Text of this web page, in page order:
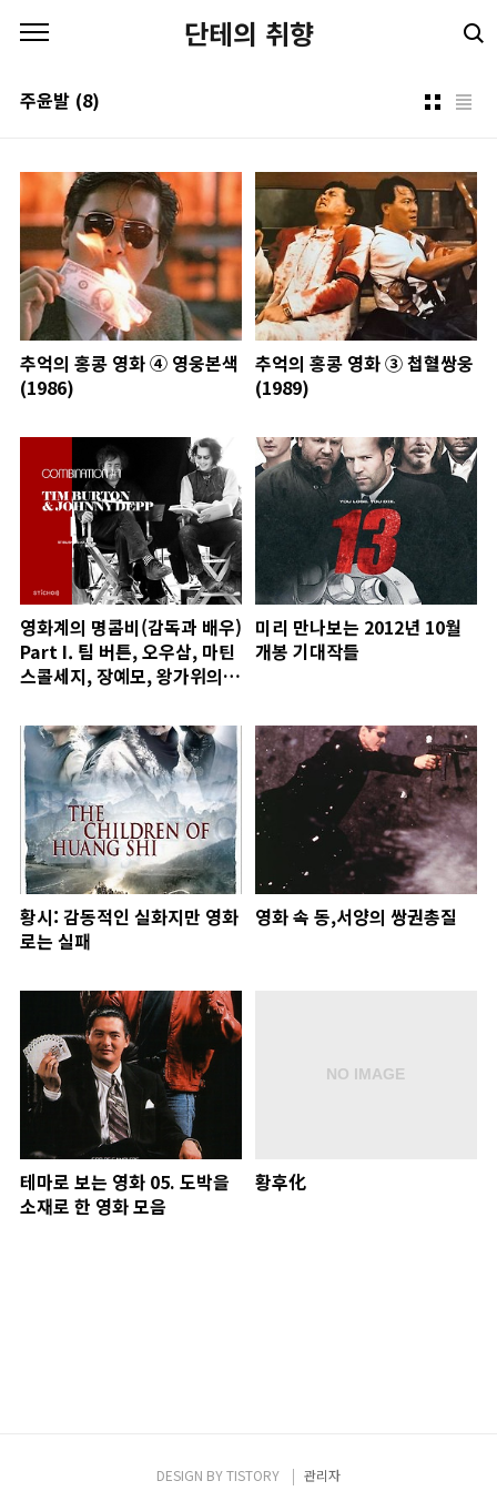
단테의 취향
주윤발 (8)
추억의 홍콩 영화 ④ 영웅본색
(1986)
추억의 홍콩 영화 ③ 첩혈쌍웅
(1989)
영화계의 명콤비(감독과 배우)
Part I. 팀 버튼, 오우삼, 마틴
스콜세지, 장예모, 왕가위의
미리 만나보는 2012년 10월
개봉 기대작들
황시: 감동적인 실화지만 영화
로는 실패
영화 속 동,서양의 쌍권총질
테마로 보는 영화 05. 도박을
소재로 한 영화 모음
황후化
DESIGN BYTISTORY 관리자